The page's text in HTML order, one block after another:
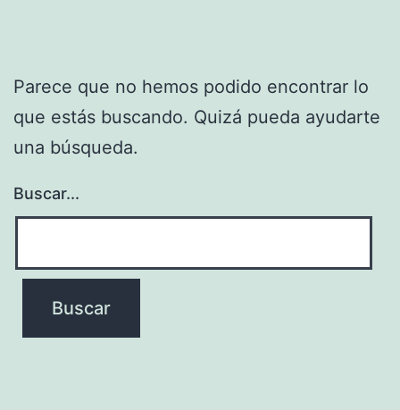
Parece que no hemos podido encontrar lo
que estás buscando. Quizá pueda ayudarte
una búsqueda.
Buscar...